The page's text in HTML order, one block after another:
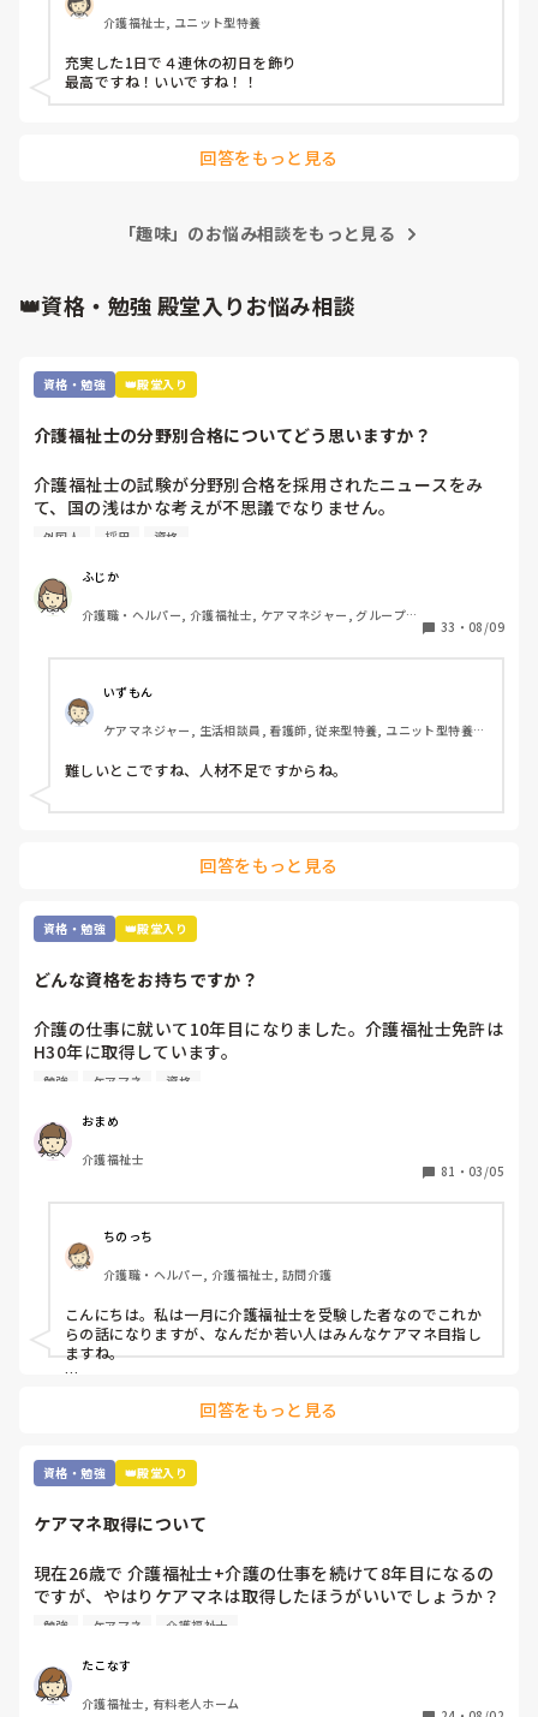
介護福祉士, ユニット型特養
充実した1日で４連休の初日を飾り
最高ですね！いいですね！！
回答をもっと見る
「趣味」のお悩み相談をもっと見る
👑資格・勉強 殿堂入りお悩み相談
資格・勉強 👑殿堂入り
介護福祉士の分野別合格についてどう思いますか？
介護福祉士の試験が分野別合格を採用されたニュースをみ
て、国の浅はかな考えが不思議でなりません。
利用は、外国人の合格率の引き上げと、介護福祉士の人材確
根本的に介護へ転職しようと思う方が少なくなってきている
のに、高齢者は増加傾向です。
年々、介護福祉士の試験が容易になり、資格意義がなくなっ
介護福祉士を軽んじられそうで悲しいです。皆さんは、分野
別合格についてどう思われますか？
外国人 採用 資格
ふじか
介護職・ヘルパー, 介護福祉士, ケアマネジャー, グループホ
33 ・ 08/09
いずもん
ケアマネジャー, 生活相談員, 看護師, 従来型特養, ユニット型特養,
難しいとこですね、人材不足ですからね。
回答をもっと見る
資格・勉強 👑殿堂入り
どんな資格をお持ちですか？
介護の仕事に就いて10年目になりました。介護福祉士免許は
H30年に取得しています。
職場では次の資格にケアマネの資格を勧められます。なんと
るべきかに悩んでいます。
ユマニチュードや認知症ケア専門士の資格は興味がありま
これから1年間くらいを勉強にあてて受験したいなと考えて
皆さんはどんな資格を取得されていますか？
また介護福祉士取得済みでこれから資格取得を試みていられ
る方は何を目標にされていますか？
追記:
鼻腔内・口腔内の喀痰吸引
あと、元美容師アシスタントなので美容師免許もあります。
勉強 ケアマネ 資格
おまめ
介護福祉士
81 ・ 03/05
ちのっち
介護職・ヘルパー, 介護福祉士, 訪問介護
こんにちは。私は一月に介護福祉士を受験した者なのでこれか
らの話になりますが、なんだか若い人はみんなケアマネ目指し
ますね。
士取ってからそれから何がしたいかって人それぞれですね。
とか興味ありますね。
回答をもっと見る
資格・勉強 👑殿堂入り
ケアマネ取得について
現在26歳で 介護福祉士+介護の仕事を続けて8年目になるの
ですが、やはりケアマネは取得したほうがいいでしょうか？
費用も時間もかかるので悩んでますが、、 ちなみに今は有
がつかず
皆さんは どうですか？
勉強 ケアマネ 介護福祉士
たこなす
介護福祉士, 有料老人ホーム